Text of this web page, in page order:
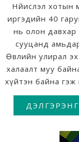
Нйислэл хотын
иргэдийн 40
нь олон давхар
сууцанд
Өвлийн улирал
халаалт муу
хүйтэн байна гэж